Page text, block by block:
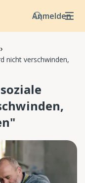
Anmelden
nicht verschwinden,